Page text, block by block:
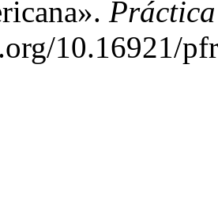
10.16921/